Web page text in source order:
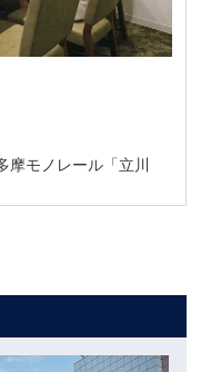
モノレール「立川